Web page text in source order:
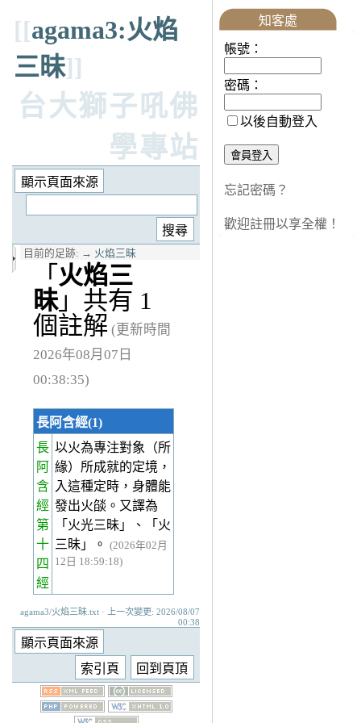
[[agama3:火焰
三昧]]
台大獅子吼佛
學專站
目前的足跡: → 火焰三昧
「 火焰三
昧」共有 1
個註解 (更新時間
2026年08月07日
00:38:35)
長阿含經(1)
長
阿
含
經
第
十
四
經
以火為專注對象（所
緣）所成就的定境，
入這種定時，身體能
發出火燄。又譯為
「火光三昧」、「火
三昧」。
(2026年02月
12日 18:59:18)
agama3/火焰三昧.txt · 上一次變更: 2026/08/07
00:38
知客處
帳號：
密碼：
以後自動登入
忘記密碼？
歡迎註冊以享全權！